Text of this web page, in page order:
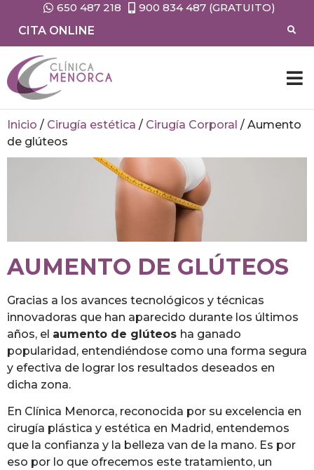
650 487 218
900 834 487 (GRATUITO)
CITA ONLINE
Inicio / Cirugía estética / Cirugía Corporal / Aumento
de glúteos
AUMENTO DE GLÚTEOS
Gracias a los avances tecnológicos y técnicas
innovadoras que han aparecido durante los últimos
años, el aumento de glúteos ha ganado
popularidad, entendiéndose como una forma segura
y efectiva de lograr los resultados deseados en
dicha zona.
En Clínica Menorca, reconocida por su excelencia en
cirugía plástica y estética en Madrid, entendemos
que la confianza y la belleza van de la mano. Es por
eso por lo que ofrecemos este tratamiento, un